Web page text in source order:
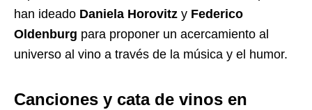
han ideado Daniela Horovitz y Federico
Oldenburg para proponer un acercamiento al
universo al vino a través de la música y el humor.
Canciones y cata de vinos en